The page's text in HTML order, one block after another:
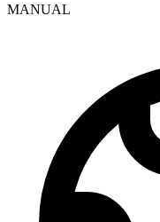
MANUAL